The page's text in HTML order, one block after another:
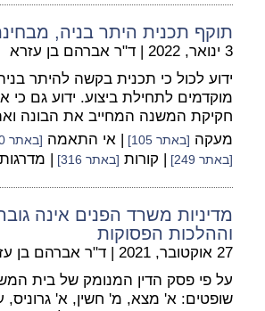
תוקף תכנית היתר בניה,
3 ינואר, 2022 | ד"ר אברהם בן עזרא
ידוע לכול כי תכנית בקשה להיתר
מוקדמים לתחילת ביצוע. ידוע גם כי
חקיקת המשנה המחייב את הבונה
מעקה [באתר 105] | אי התאמה [באתר 160]
[באתר 249] | קורות [באתר 316] | מדרגות
מדיניות משרד הפנים אינה
וההלכות הפסוקות
27 אוקטובר, 2021 | ד"ר אברהם בן
שופטים: א' מצא, מ' חשין, א'